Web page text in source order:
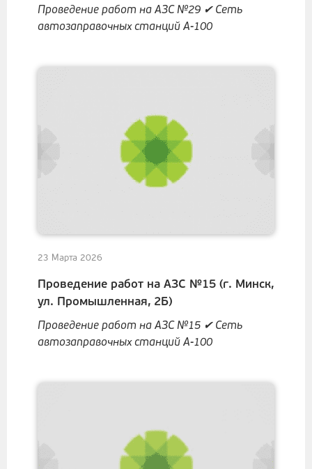
Проведение работ на АЗС №29 ✔ Сеть
автозаправочных станций А-100
23 Марта 2026
Проведение работ на АЗС №15 (г. Минск,
ул. Промышленная, 2Б)
Проведение работ на АЗС №15 ✔ Сеть
автозаправочных станций А-100